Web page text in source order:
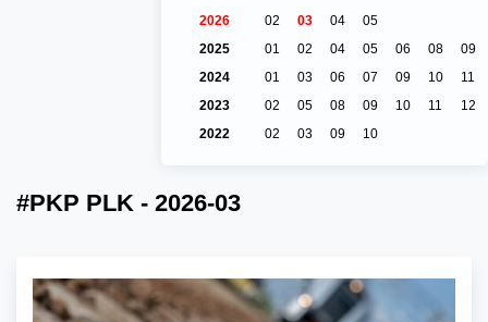
2026 02 03 04
05
2025
01 02 04 05 06 08
09
2024
01 03 06 07 09 10
11
2023
02 05 08 09 10 11
12
2022
02 03 09 10
#PKP PLK - 2026-03